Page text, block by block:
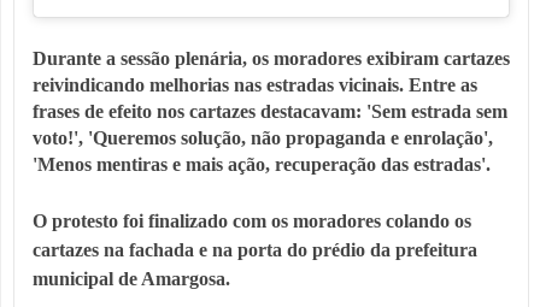
Durante a sessão plenária, os moradores exibiram cartazes
reivindicando melhorias nas estradas vicinais. Entre as
frases de efeito nos cartazes destacavam: 'Sem estrada sem
voto!', 'Queremos solução, não propaganda e enrolação',
'Menos mentiras e mais ação, recuperação das estradas'.
O protesto foi finalizado com os moradores colando os
cartazes na fachada e na porta do prédio da prefeitura
municipal de Amargosa.